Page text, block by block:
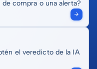
compra o una alerta?
el veredicto de la IA